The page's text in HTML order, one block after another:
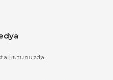
kutunuzda,